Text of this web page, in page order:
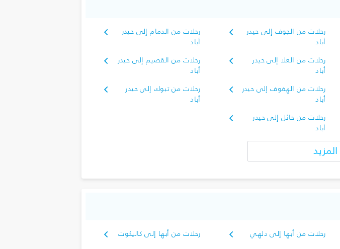
رحلات من الجوف إلى حيدر
أباد
رحلات من الدمام إلى حيدر
أباد
رحلات من العلا إلى حيدر
أباد
رحلات من القصيم إلى حيدر
أباد
رحلات من الهفوف إلى حيدر
أباد
رحلات من تبوك‎ إلى حيدر
أباد
رحلات من حائل إلى حيدر
أباد
رحلات من أبها إلى دلهي رحلات من أبها إلى كاليكوت